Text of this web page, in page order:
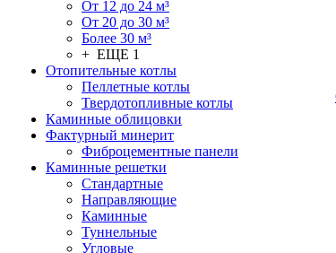
От 12 до 24 м³
От 20 до 30 м³
Более 30 м³
+ ЕЩЕ 1
Отопительные котлы
Пеллетные котлы
Твердотопливные котлы
Каминные облицовки
Фактурный минерит
Фиброцементные панели
Каминные решетки
Стандартные
Направляющие
Каминные
Туннельные
Угловые